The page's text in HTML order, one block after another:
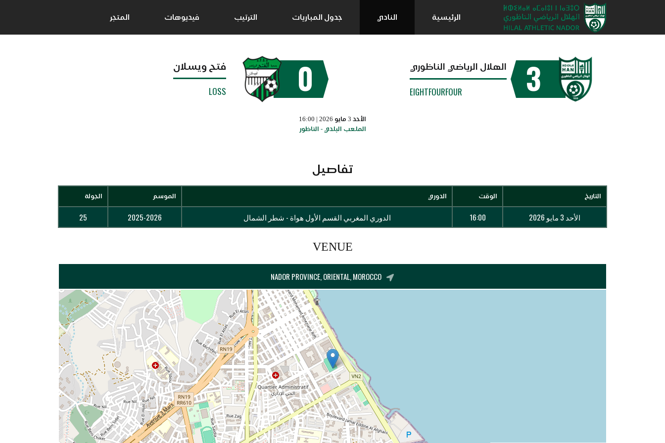
الرئيسية النادي جدول المباريات الترتيب فيديوهات المتجر
3 الهلال الرياضي الناظوري
EIGHTFOURFOUR
0 فتح ويسلان
LOSS
الأحد 3 مايو 2026 | 16:00
الملعب البلدي - الناظور
تفاصيل
التاريخ الوقت الدوري الموسم الجولة
الأحد 3 مايو 2026 16:00 الدوري المغربي القسم الأول هواة - شطر الشمال 2025-2026
25
VENUE
NADOR PROVINCE, ORIENTAL, MOROCCO